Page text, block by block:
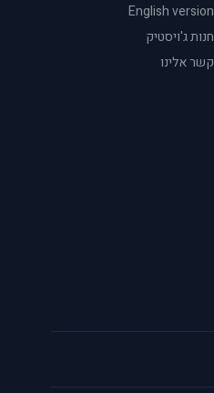
English version
חנות ג'ויסטיק
קשר אלינו